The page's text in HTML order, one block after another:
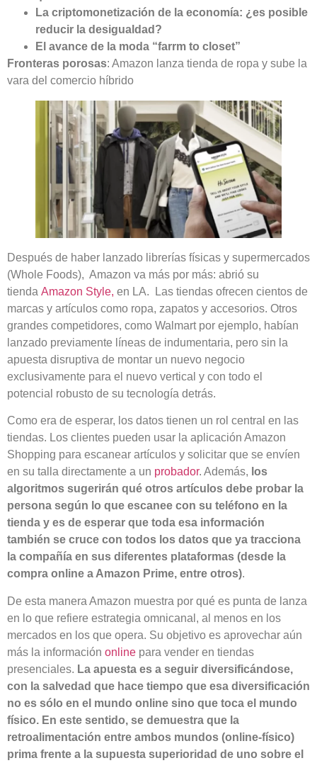
La criptomonetización de la economía: ¿es posible
reducir la desigualdad?
El avance de la moda “farrm to closet”
Fronteras porosas: Amazon lanza tienda de ropa y sube la
vara del comercio híbrido
Después de haber lanzado librerías físicas y supermercados
(Whole Foods), Amazon va más por más: abrió su
tienda Amazon Style, en LA. Las tiendas ofrecen cientos de
marcas y artículos como ropa, zapatos y accesorios. Otros
grandes competidores, como Walmart por ejemplo, habían
lanzado previamente líneas de indumentaria, pero sin la
apuesta disruptiva de montar un nuevo negocio
exclusivamente para el nuevo vertical y con todo el
potencial robusto de su tecnología detrás.
Como era de esperar, los datos tienen un rol central en las
tiendas. Los clientes pueden usar la aplicación Amazon
Shopping para escanear artículos y solicitar que se envíen
en su talla directamente a un probador. Además, los
algoritmos sugerirán qué otros artículos debe probar la
persona según lo que escanee con su teléfono en la
tienda y es de esperar que toda esa información
también se cruce con todos los datos que ya tracciona
la compañía en sus diferentes plataformas (desde la
compra online a Amazon Prime, entre otros).
De esta manera Amazon muestra por qué es punta de lanza
en lo que refiere estrategia omnicanal, al menos en los
mercados en los que opera. Su objetivo es aprovechar aún
más la información online para vender en tiendas
presenciales. La apuesta es a seguir diversificándose,
con la salvedad que hace tiempo que esa diversificación
no es sólo en el mundo online sino que toca el mundo
físico. En este sentido, se demuestra que la
retroalimentación entre ambos mundos (online-físico)
prima frente a la supuesta superioridad de uno sobre el